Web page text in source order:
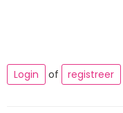
Login
of registreer